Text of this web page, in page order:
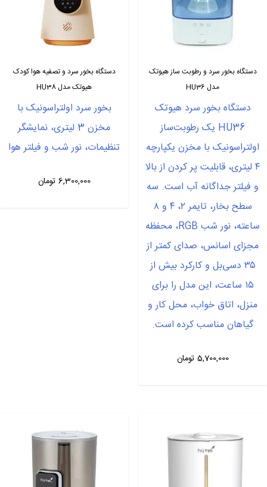
دستگاه بخور سرد و رطوبت ساز هیوتک
مدل HU36
دستگاه بخور سرد هیوتک
HU36 یک رطوبت‌ساز
اولتراسونیک با مخزن یکپارچه
۴ لیتری، قابلیت پر کردن از بالا
و فیلتر جداگانه آب است. سه
سطح بخار، تایمر ۲، ۴ و ۸
ساعته، نور شب RGB، محفظه
مجزای اسانس، صدای کمتر از
۳۵ دسی‌بل و کارکرد بیش از
۱۵ ساعت، این مدل را برای
منزل، اتاق خواب، محل کار و
گیاهان مناسب کرده است.
5,700,000 تومان
دستگاه بخور سرد و تصفیه هوا کودک
هیوتک مدل HU38
بخور سرد اولتراسونیک با
مخزن 3 لیتری، نمایشگر
تنظیمات، نور شب و فیلتر هوا
6,300,000 تومان